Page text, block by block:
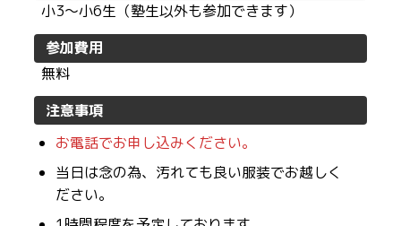
小3〜小6生（塾生以外も参加できます）
参加費用
無料
注意事項
お電話でお申し込みください。
当日は念の為、汚れても良い服装でお越しく
ださい。